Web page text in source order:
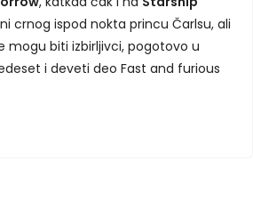
crnog ispod nokta princu Čarlsu, ali
mogu biti izbirljivci, pogotovo u
i deveti deo Fast and furious